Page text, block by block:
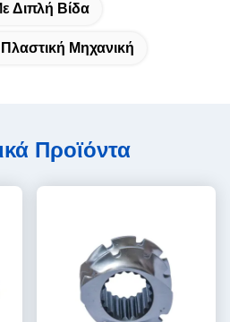
Διπλή Βίδα
Μηχανική
Προϊόντα